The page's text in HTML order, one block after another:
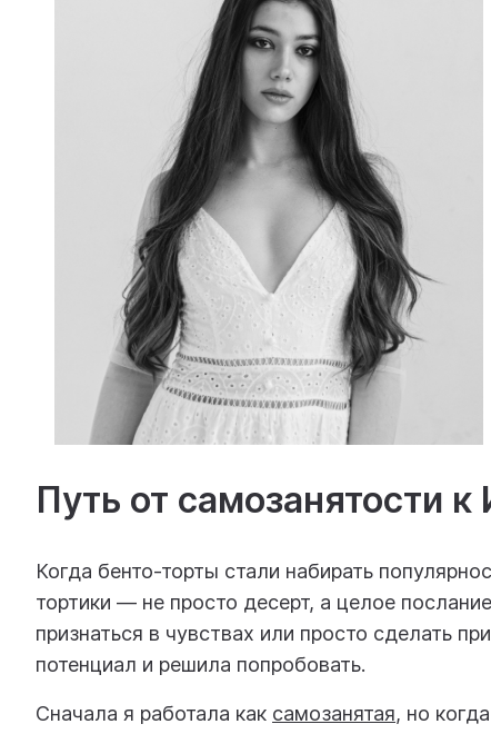
Путь от самозанятости к
Когда бенто-торты стали набирать
тортики — не просто десерт, а целое
признаться в чувствах или просто сделать
потенциал и решила попробовать.
Сначала я работала как самозанятая, но